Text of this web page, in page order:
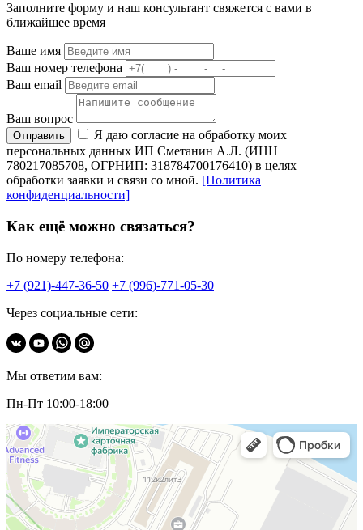
Заполните форму и наш консультант свяжется с вами в
ближайшее время
Ваше имя
Ваш номер телефона
Ваш email
Ваш вопрос
Отправить
Я даю согласие на обработку моих
персональных данных ИП Сметанин А.Л. (ИНН
780217085708, ОГРНИП: 318784700176410) в целях
обработки заявки и связи со мной. [Политика
конфиденциальности]
Как ещё можно связаться?
По номеру телефона:
+7 (921)-447-36-50 +7 (996)-771-05-30
Через социальные сети:
Мы ответим вам:
Пн-Пт 10:00-18:00